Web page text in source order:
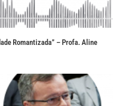
Romantizada” – Profa. Aline